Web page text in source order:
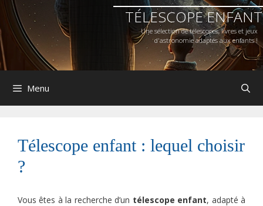
Aller
contenu
Aller
contenu
TÉLESCOPE ENFANT
Une sélection de télescopes, livres et jeux
d'astronomie adaptés aux enfants !
Menu
Télescope enfant : lequel choisir
?
Vous êtes à la recherche d’un télescope enfant, adapté à